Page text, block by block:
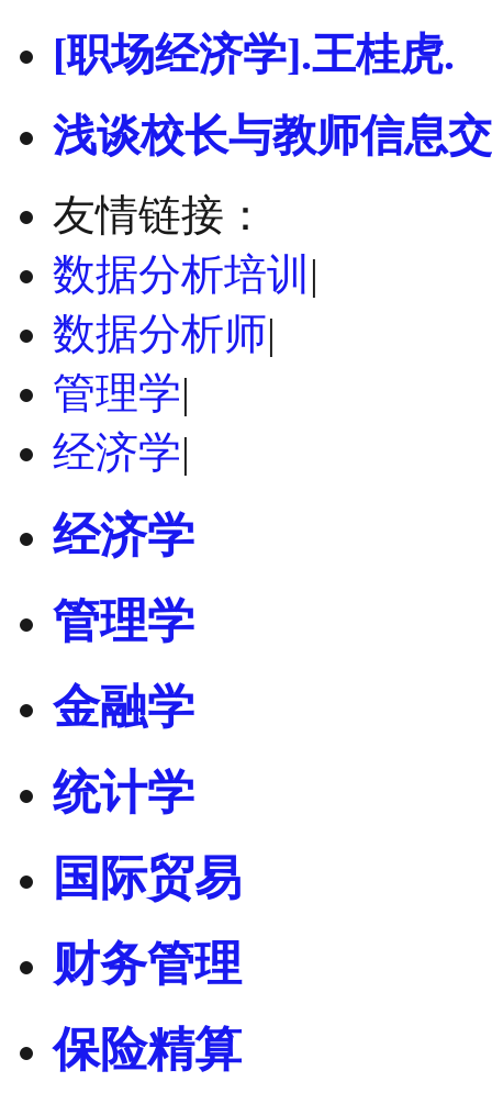
[职场经济学].王桂虎.
浅谈校长与教师信息
友情链接：
数据分析培训 |
数据分析师|
管理学|
经济学|
经济学
管理学
金融学
统计学
国际贸易
财务管理
保险精算